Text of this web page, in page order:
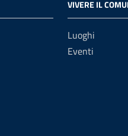
VIVERE IL
Luoghi
Eventi